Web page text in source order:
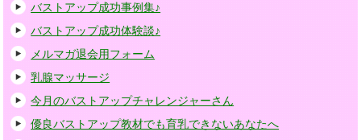
バストアップ成功事例集♪
バストアップ成功体験談♪
メルマガ退会用フォーム
乳腺マッサージ
今月のバストアップチャレンジャーさん
優良バストアップ教材でも育乳できないあなたへ